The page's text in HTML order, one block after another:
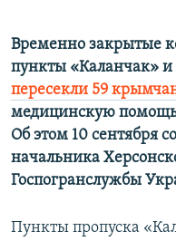
Временно закрытые
пункты «Каланчак»
пересекли 59
медицинскую
Об этом 10 сентября
начальника
Госпогранслужбы
Пункты пропуска